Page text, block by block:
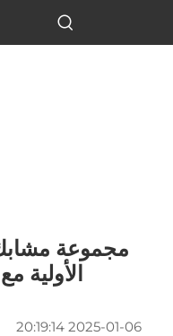
مجموعة مشابك
الأولية
2025-01-06 20:19:14